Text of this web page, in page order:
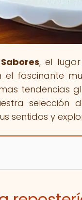
, el
el fascinante
tendencias
selección
sentidos y